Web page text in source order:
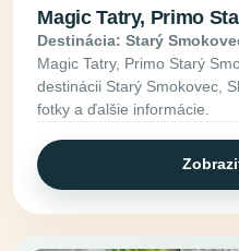
Magic Tatry, Primo
Destinácia: Starý
Magic Tatry, Primo Starý
destinácii Starý Smokovec,
fotky a ďalšie informácie.